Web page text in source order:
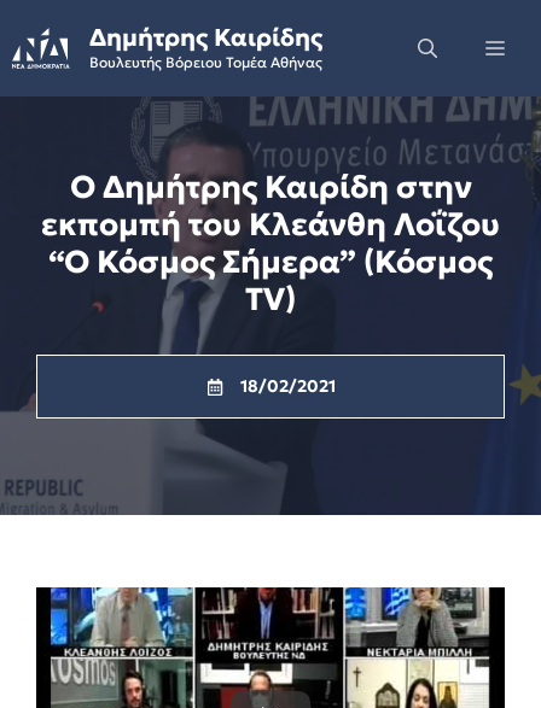
to
content
Δημήτρης Καιρίδης
Βουλευτής Βόρειου Τομέα Αθήνας
Ο Δημήτρης Καιρίδη στην
εκπομπή του Κλεάνθη Λοΐζου
“Ο Κόσμος Σήμερα” (Κόσμος
TV)
18/02/2021